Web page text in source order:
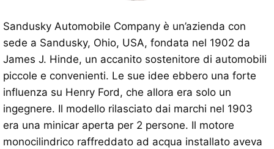
Sandusky Automobile Company è un’azienda con
sede a Sandusky, Ohio, USA, fondata nel 1902 da
James J. Hinde, un accanito sostenitore di automobili
piccole e convenienti. Le sue idee ebbero una forte
influenza su Henry Ford, che allora era solo un
ingegnere. Il modello rilasciato dai marchi nel 1903
era una minicar aperta per 2 persone. Il motore
monocilindrico raffreddato ad acqua installato aveva